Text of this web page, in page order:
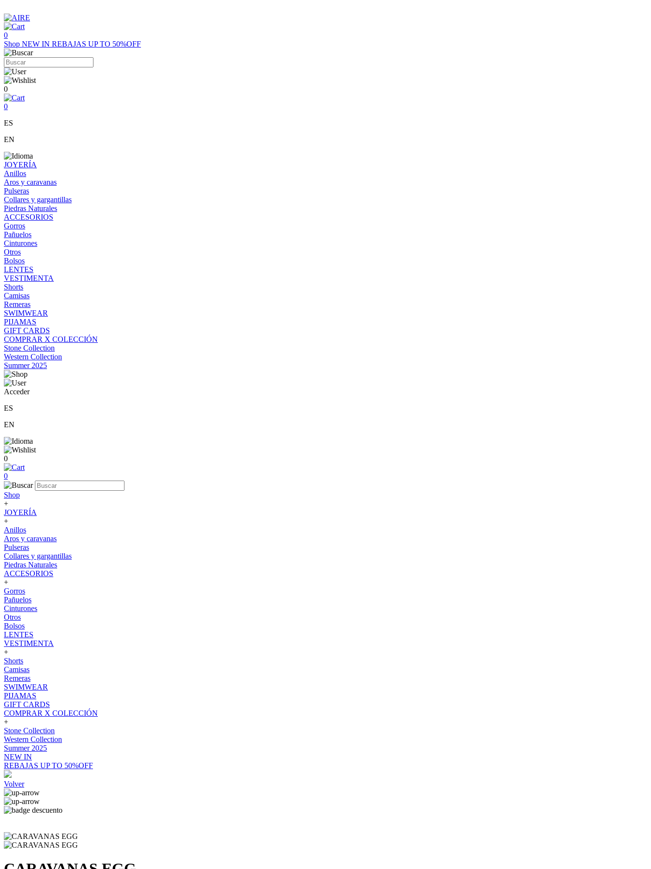
0
Shop NEW IN REBAJAS UP TO 50%OFF
0
0
ES
EN
JOYERÍA
Anillos
Aros y caravanas
Pulseras
Collares y gargantillas
Piedras Naturales
ACCESORIOS
Gorros
Pañuelos
Cinturones
Otros
Bolsos
LENTES
VESTIMENTA
Shorts
Camisas
Remeras
SWIMWEAR
PIJAMAS
GIFT CARDS
COMPRAR X COLECCIÓN
Stone Collection
Western Collection
Summer 2025
Acceder
ES
EN
0
0
Shop
+
JOYERÍA
+
Anillos
Aros y caravanas
Pulseras
Collares y gargantillas
Piedras Naturales
ACCESORIOS
+
Gorros
Pañuelos
Cinturones
Otros
Bolsos
LENTES
VESTIMENTA
+
Shorts
Camisas
Remeras
SWIMWEAR
PIJAMAS
GIFT CARDS
COMPRAR X COLECCIÓN
+
Stone Collection
Western Collection
Summer 2025
NEW IN
REBAJAS UP TO 50%OFF
Volver